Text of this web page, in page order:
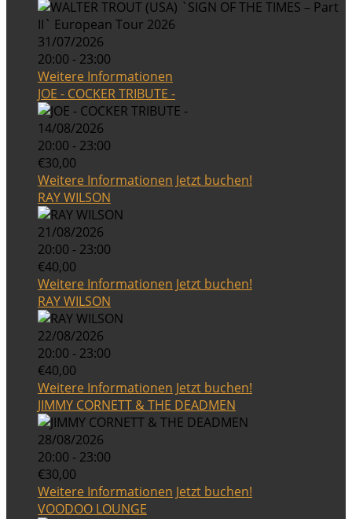
31/07/2026
20:00 - 23:00
Weitere Informationen
JOE - COCKER TRIBUTE -
14/08/2026
20:00 - 23:00
€30,00
Weitere Informationen Jetzt buchen!
RAY WILSON
21/08/2026
20:00 - 23:00
€40,00
Weitere Informationen Jetzt buchen!
RAY WILSON
22/08/2026
20:00 - 23:00
€40,00
Weitere Informationen Jetzt buchen!
JIMMY CORNETT & THE DEADMEN
28/08/2026
20:00 - 23:00
€30,00
Weitere Informationen Jetzt buchen!
VOODOO LOUNGE